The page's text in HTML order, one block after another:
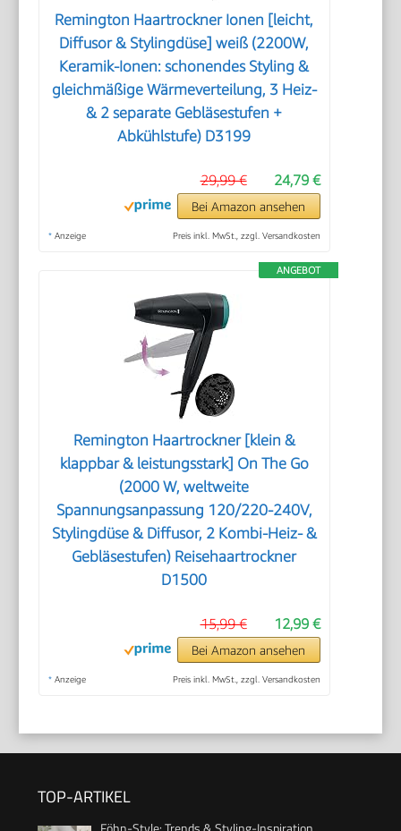
Remington Haartrockner Ionen [leicht,
Diffusor & Stylingdüse] weiß (2200W,
Keramik-Ionen: schonendes Styling &
gleichmäßige Wärmeverteilung, 3 Heiz-
& 2 separate Gebläsestufen +
Abkühlstufe) D3199
24,79 €
29,99 €
Bei Amazon ansehen
* Anzeige Preis inkl. MwSt., zzgl. Versandkosten
ANGEBOT
Remington Haartrockner [klein &
klappbar & leistungsstark] On The Go
(2000 W, weltweite
Spannungsanpassung 120/220-240V,
Stylingdüse & Diffusor, 2 Kombi-Heiz- &
Gebläsestufen) Reisehaartrockner
D1500
12,99 €
15,99 €
Bei Amazon ansehen
* Anzeige Preis inkl. MwSt., zzgl. Versandkosten
TOP-ARTIKEL